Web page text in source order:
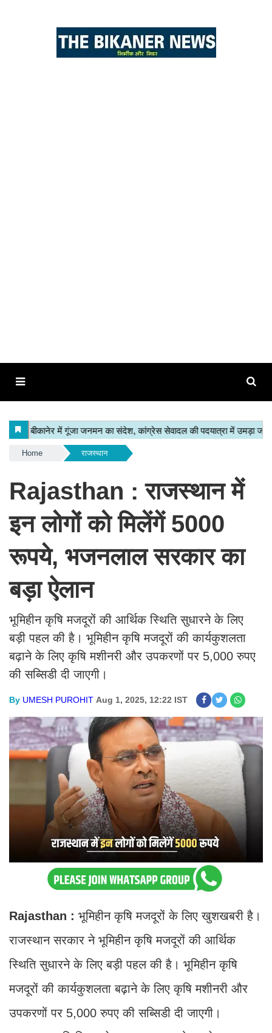
Home राजस्थान
Rajasthan : राजस्थान में
इन लोगों को मिलेंगें 5000
रूपये, भजनलाल सरकार का
बड़ा ऐलान
भूमिहीन कृषि मजदूरों की आर्थिक स्थिति सुधारने के लिए
बड़ी पहल की है। भूमिहीन कृषि मजदूरों की कार्यकुशलता
बढ़ाने के लिए कृषि मशीनरी और उपकरणों पर 5,000 रुपए
की सब्सिडी दी जाएगी।
By UMESH PUROHIT Aug 1, 2025, 12:22 IST
Rajasthan : भूमिहीन कृषि मजदूरों के लिए खुशखबरी है।
राजस्थान सरकार ने भूमिहीन कृषि मजदूरों की आर्थिक
स्थिति सुधारने के लिए बड़ी पहल की है। भूमिहीन कृषि
मजदूरों की कार्यकुशलता बढ़ाने के लिए कृषि मशीनरी और
उपकरणों पर 5,000 रुपए की सब्सिडी दी जाएगी।